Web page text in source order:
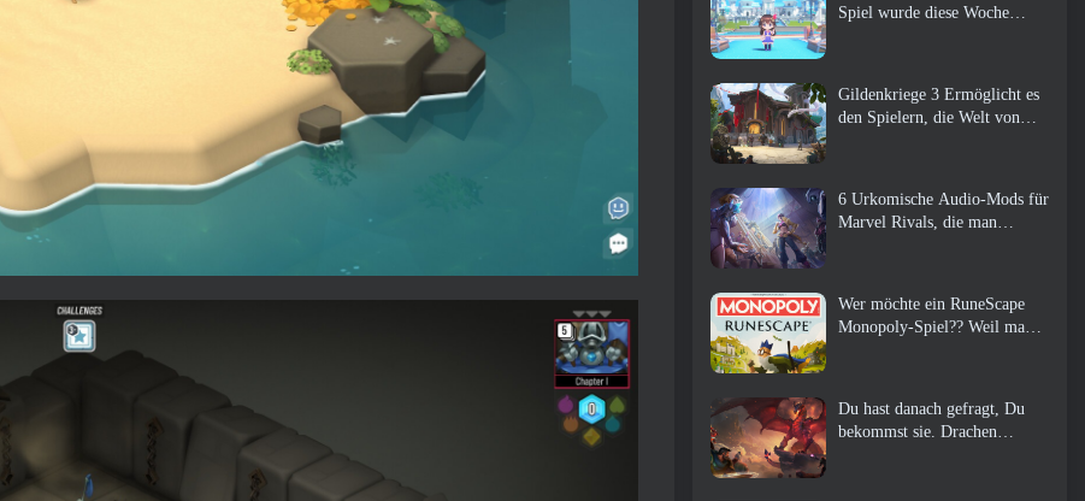
Spiel wurde diese Woche
Gildenkriege 3 Ermöglicht es
den Spielern, die Welt von
6 Urkomische Audio-Mods für
Marvel Rivals, die man
Wer möchte ein RuneScape
Monopoly-Spiel?? Weil man
Du hast danach gefragt, Du
bekommst sie. Drachen